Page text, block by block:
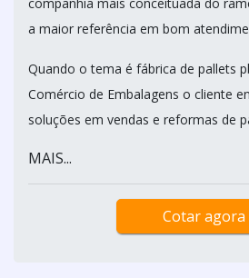
a maior referência em bom
Quando o tema é fábrica de pallets
Comércio de Embalagens o cliente
soluções em vendas e reformas de
MAIS...
Cotar agora